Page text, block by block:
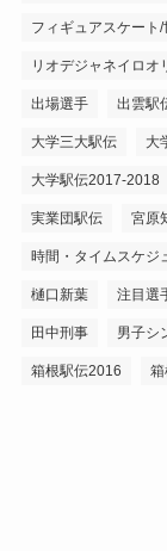
フィギュアスケート
リオデジャネイロオ
出場選手 出雲駅
大学三大駅伝 大
大学駅伝2017-2018
実業団駅伝 宮原
時間・タイムスケジ
樋口新葉 注目選
田中刑事 男子シ
箱根駅伝2016